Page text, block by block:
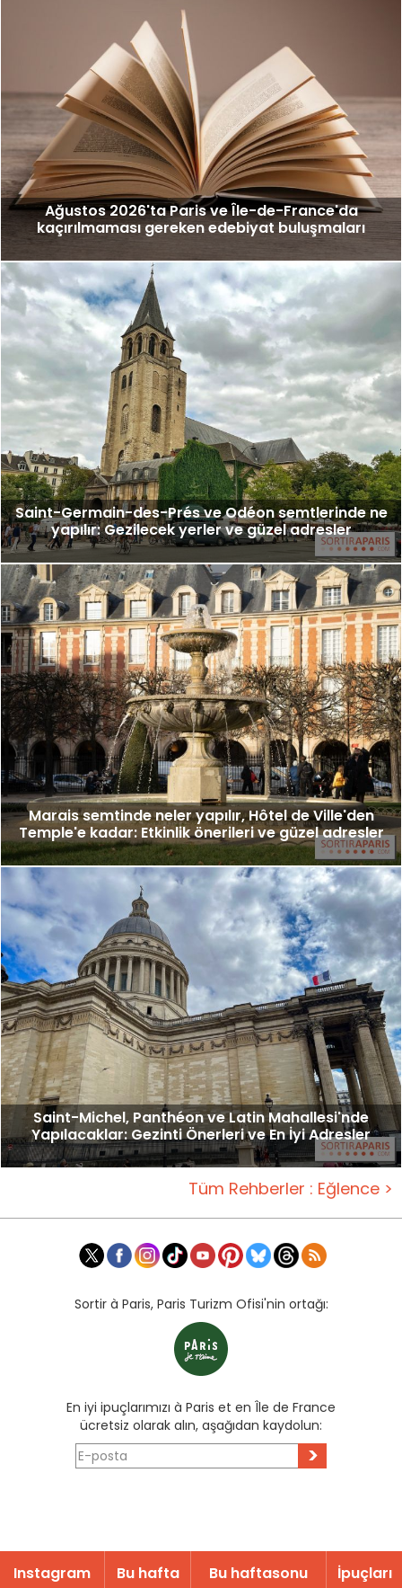
Ağustos 2026'ta Paris ve Île-de-France'da
kaçırılmaması gereken edebiyat buluşmaları
Saint-Germain-des-Prés ve Odéon semtlerinde ne
yapılır: Gezilecek yerler ve güzel adresler
Marais semtinde neler yapılır, Hôtel de Ville'den
Temple'e kadar: Etkinlik önerileri ve güzel adresler
Saint-Michel, Panthéon ve Latin Mahallesi'nde
Yapılacaklar: Gezinti Önerleri ve En İyi Adresler
Tüm Rehberler : Eğlence >
Sortir à Paris, Paris Turizm Ofisi'nin ortağı:
En iyi ipuçlarımızı à Paris et en Île de France
ücretsiz olarak alın, aşağıdan kaydolun:
>
Instagram Bu hafta Bu haftasonu İpuçları